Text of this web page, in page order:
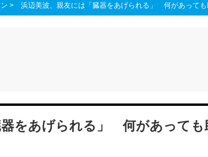
> 浜辺美波、親友には「臓器をあげられる」 何があって
器をあげられる」 何があっても